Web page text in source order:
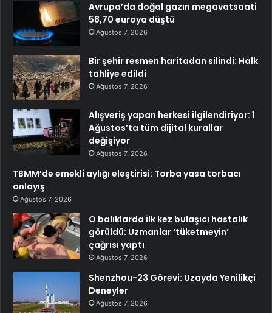
Avrupa’da doğal gazın megavatsaati
58,70 euroya düştü
Ağustos 7, 2026
Bir şehir resmen haritadan silindi: Halk
tahliye edildi
Ağustos 7, 2026
Alışveriş yapan herkesi ilgilendiriyor: 1
Ağustos’ta tüm dijital kurallar
değişiyor
Ağustos 7, 2026
TBMM’de emekli aylığı eleştirisi: Torba yasa torbacı
anlayış
Ağustos 7, 2026
O balıklarda ilk kez bulaşıcı hastalık
görüldü: Uzmanlar ‘tüketmeyin’
çağrısı yaptı
Ağustos 7, 2026
Shenzhou-23 Görevi: Uzayda Yenilikçi
Deneyler
Ağustos 7, 2026